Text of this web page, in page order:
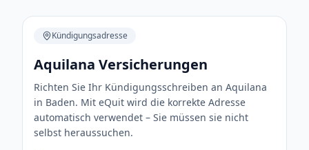
Kündigungsadresse
Aquilana Versicherungen
Richten Sie Ihr Kündigungsschreiben an Aquilana
in Baden. Mit eQuit wird die korrekte Adresse
automatisch verwendet – Sie müssen sie nicht
selbst heraussuchen.